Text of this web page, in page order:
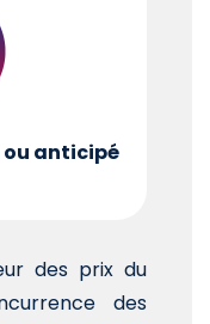
ou anticipé
des prix du
des